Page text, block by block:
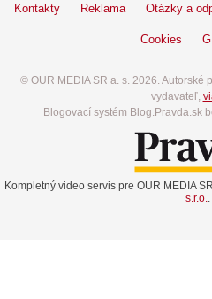
Kontakty Reklama Otázky a
Cookies
© OUR MEDIA SR a. s. 2026. Autorské
vydavateľ,
Blogovací systém Blog.Pravda.sk
Kompletný video servis pre OUR MEDIA
s.r.o.